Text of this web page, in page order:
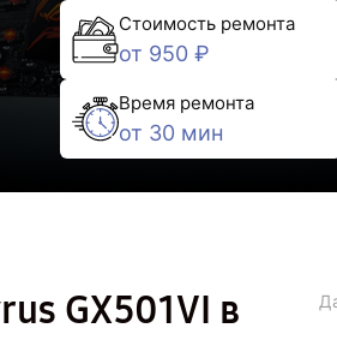
Стоимость ремонта
от 950 ₽
Время ремонта
от 30 мин
GX501VI в